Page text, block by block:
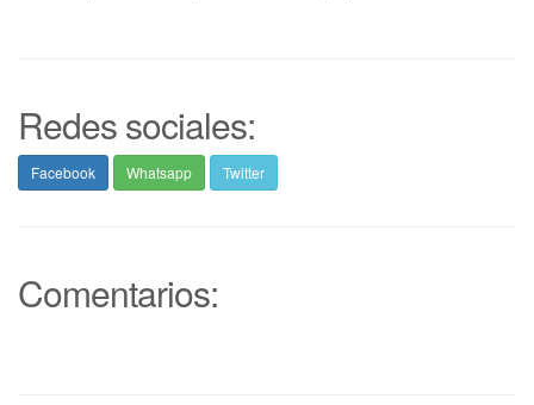
Redes sociales:
Facebook Whatsapp Twitter
Comentarios: